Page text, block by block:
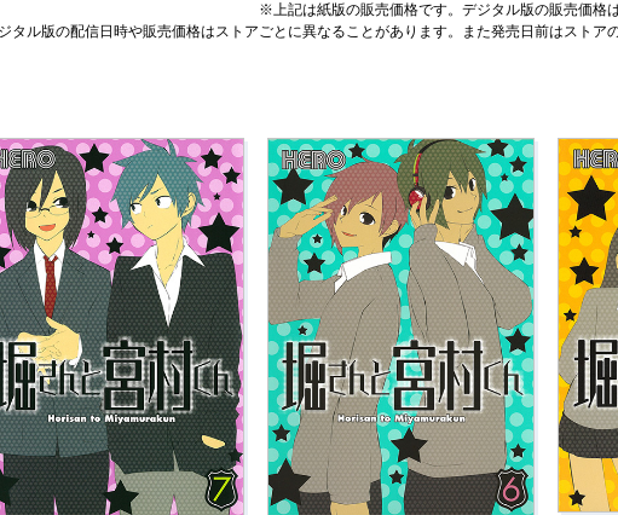
※上記は紙版の販売価格です。デジタル版の販売価格
タル版の配信日時や販売価格はストアごとに異なることがあります。また発売日前はストア